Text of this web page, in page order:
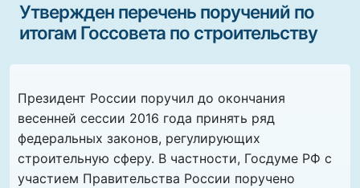
Утвержден перечень поручений по
итогам Госсовета по строительству
Президент России поручил до окончания
весенней сессии 2016 года принять ряд
федеральных законов, регулирующих
строительную сферу. В частности, Госдуме РФ с
участием Правительства России поручено